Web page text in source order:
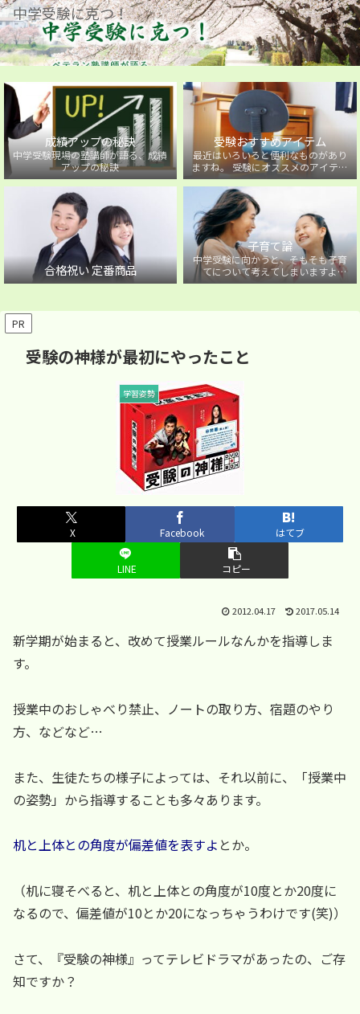
中学受験に克つ！
成績アップの秘訣
中学受験現場の塾講師が語る、成績
アップの秘訣
受験おすすめアイテム
最近はいろいろと便利なものがあり
ますね。 受験にオススメのアイテム
を紹介しています。
合格祝い 定番商品
子育て論
中学受験に向かうと、そもそも子育
てについて考えてしまいますよ
ね・・・。中学受験に向かうお子様
PR
受験の神様が最初にやったこと
学習姿勢
X Facebook はてブ
LINE コピー
2012.04.17 2017.05.14
新学期が始まると、改めて授業ルールなんかを指導しま
す。
授業中のおしゃべり禁止、ノートの取り方、宿題のやり
方、などなど…
また、生徒たちの様子によっては、それ以前に、「授業中
の姿勢」から指導することも多々あります。
机と上体との角度が偏差値を表すよ とか。
（机に寝そべると、机と上体との角度が10度とか20度に
なるので、偏差値が10とか20になっちゃうわけです(笑)）
さて、『受験の神様』ってテレビドラマがあったの、ご存
知ですか？